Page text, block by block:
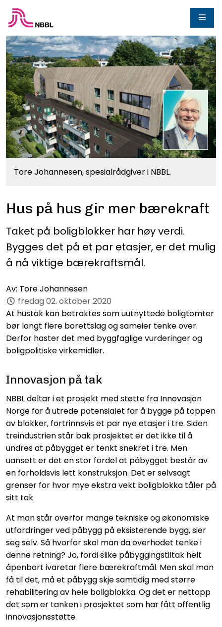
Tore Johannesen, spesialrådgiver i NBBL.
Hus på hus gir mer bærekraft
Taket på boligblokker har høy verdi.
Bygges det på et par etasjer, er det mulig
å nå viktige bærekraftsmål.
Av: Tore Johannesen
fredag 02. oktober 2020
At hustak kan betraktes som uutnyttede boligtomter
bør langt flere borettslag og sameier tenke over.
Derfor haster det med byggfaglige vurderinger og
boligpolitiske virkemidler.
Innovasjon på tak
NBBL deltar i et prosjekt med støtte fra Innovasjon
Norge for å utrede potensialet for å bygge på toppen
av blokker, fortrinnsvis et par nye etasjer i tre. Siden
treindustrien står bak prosjektet er det ikke til å
undres at påbygget er tenkt snekret i tre. Men
uansett er det en stor fordel at påbygget består av
en forholdsvis lett konstruksjon. Det er selvsagt
grenser for hvor mye ekstra vekt boligblokka tåler på
sitt tak.
At man står overfor mange tekniske og økonomiske
utfordringer ved påbygg på eksisterende bygg, sier
seg selv. Så hvorfor skal man da overhodet tenke i
denne retning? Jo, fordi slike påbyggingstiltak helt
åpenbart ivaretar flere bærekraftmål. Men skal man
få til det, må et påbygg skje samtidig med større
rehabilitering av hele boligblokka. Og det er nettopp
det som er tanken i prosjektet som har fått offentlig
innovasjonsstøtte.